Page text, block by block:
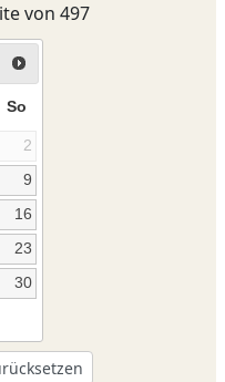
von 497
So
2
9
16
23
30